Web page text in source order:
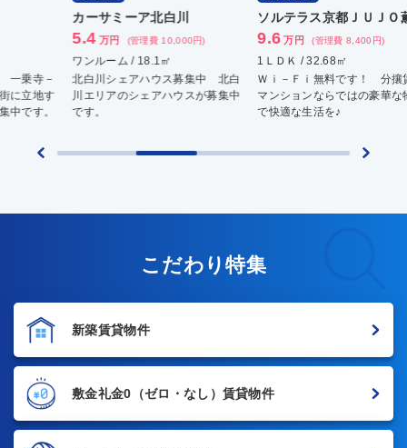
カーサミーア北白川
(管理費 10,000円)
ワンルーム / 18.1㎡
北白川シェアハウス募集中 北白
川エリアのシェアハウスが募集中
です。
ソルテラス京都ＪＵＪＯ薫
9.6 (管理費 8,400円)
1ＬＤＫ / 32.68㎡
Ｗｉ－Ｆｉ無料です！ 分攘賃貸
マンションならではの豪華な物件
で快適な生活を♪
レ
5.5
京
Ｅ
こだわり特集
新築賃貸物件
敷金礼金0 （ゼロ・なし）賃貸物件